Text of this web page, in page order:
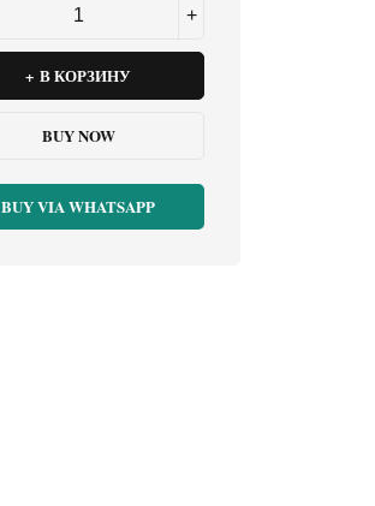
В КОРЗИНУ
BUY NOW
BUY VIA WHATSAPP